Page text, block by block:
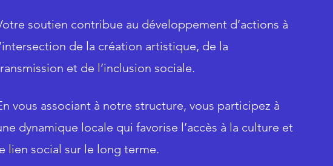
soutien contribue au développement d’actions à
de la création artistique, de la
et de l’inclusion sociale.
vous associant à notre structure, vous participez à
dynamique locale qui favorise l’accès à la culture et
lien social sur le long terme.